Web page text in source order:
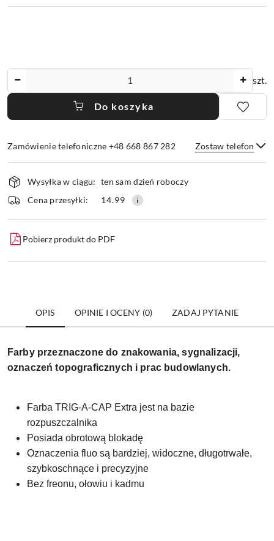
szt.
Do koszyka
Zamówienie telefoniczne +48 668 867 282 Zostaw telefon
Wyślij
Dostępność
i
dostawa
Wysyłka w ciągu: ten sam dzień roboczy
Cena przesyłki:
14.99
Pobierz produkt do PDF
OPIS OPINIE I OCENY (0) ZADAJ PYTANIE
Farby przeznaczone do znakowania, sygnalizacji,
oznaczeń topograficznych i prac budowlanych.
Farba TRIG-A-CAP Extra jest na bazie
rozpuszczalnika
Posiada obrotową blokadę
Oznaczenia fluo są bardziej, widoczne, długotrwałe,
szybkoschnące i precyzyjne
Bez freonu, ołowiu i kadmu